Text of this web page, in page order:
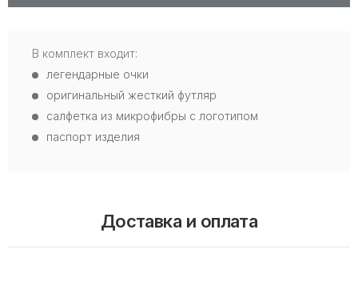
В комплект входит:
легендарные очки
оригинальный жесткий футляр
салфетка из микрофибры с логотипом
паспорт изделия
Доставка и оплата